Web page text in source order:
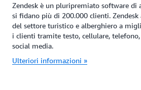
Zendesk è un pluripremiato software di
si fidano più di 200.000 clienti.
del settore turistico e alberghiero a
i clienti tramite testo, cellulare,
social media.
Ulteriori informazioni »